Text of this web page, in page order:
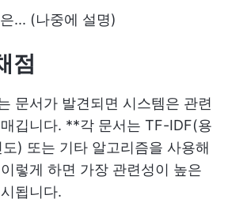
... (나중에 설명)
점
문서가 발견되면 시스템은 관련
깁니다. **각 문서는 TF-IDF(용
) 또는 기타 알고리즘을 사용해
렇게 하면 가장 관련성이 높은
됩니다.